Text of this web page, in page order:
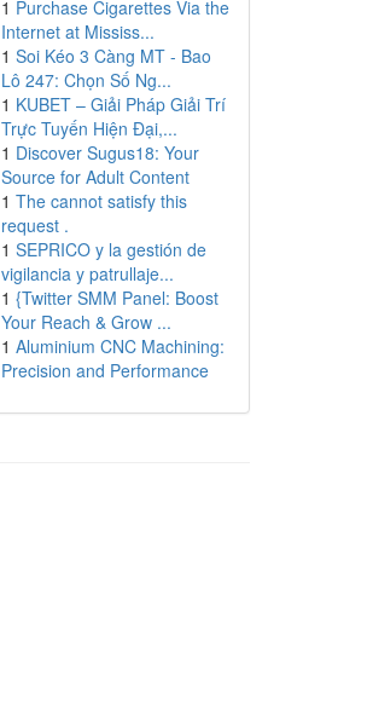
1 Purchase Cigarettes Via the
Internet at Mississ...
1 Soi Kéo 3 Càng MT - Bao
Lô 247: Chọn Số Ng...
1 KUBET – Giải Pháp Giải Trí
Trực Tuyến Hiện Đại,...
1 Discover Sugus18: Your
Source for Adult Content
1 The cannot satisfy this
request .
1 SEPRICO y la gestión de
vigilancia y patrullaje...
1 {Twitter SMM Panel: Boost
Your Reach & Grow ...
1 Aluminium CNC Machining:
Precision and Performance